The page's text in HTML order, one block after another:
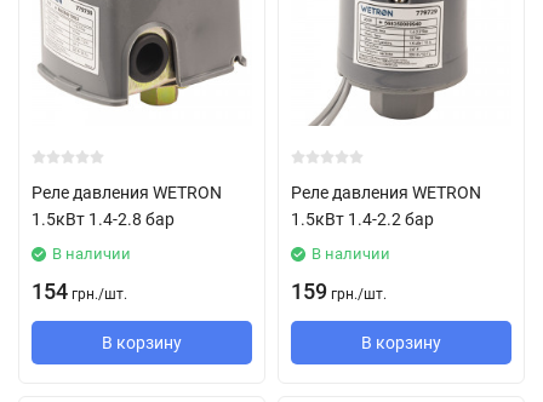
Реле давления WETRON
1.5кВт 1.4-2.8 бар
В наличии
154 грн./шт.
В корзину
Реле давления WETRON
1.5кВт 1.4-2.2 бар
В наличии
159 грн./шт.
В корзину